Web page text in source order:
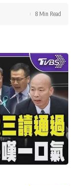
8 Min Read